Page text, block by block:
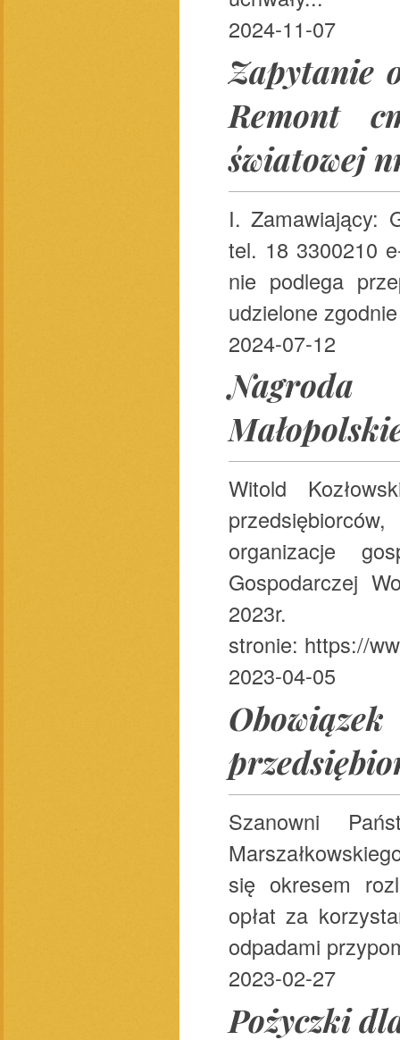
2024-11-07
Zapytanie
Remont
światowej
I. Zamawiający:
tel. 18 3300210
nie podlega
udzielone
2024-07-12
Nagroda
Witold
organizacje
Gospodarczej
stronie: https://
2023-04-05
Szanowni
się okresem
opłat za
odpadami
2023-02-27
Pożyczki